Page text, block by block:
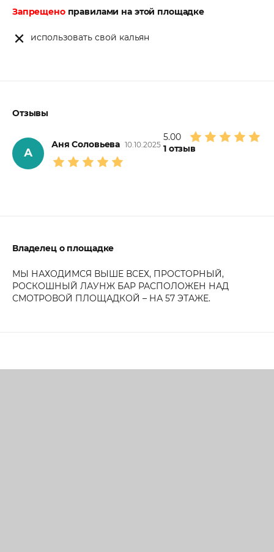
Запрещеноправилами на этой площадке
использовать свой кальян
Отзывы
5.00
1отзыв
А
Аня Соловьева 10.10.2025
Владелец о площадке
МЫ НАХОДИМСЯ ВЫШЕ ВСЕХ, ПРОСТОРНЫЙ,
РОСКОШНЫЙ ЛАУНЖ БАР РАСПОЛОЖЕН НАД
СМОТРОВОЙ ПЛОЩАДКОЙ – НА 57 ЭТАЖЕ.